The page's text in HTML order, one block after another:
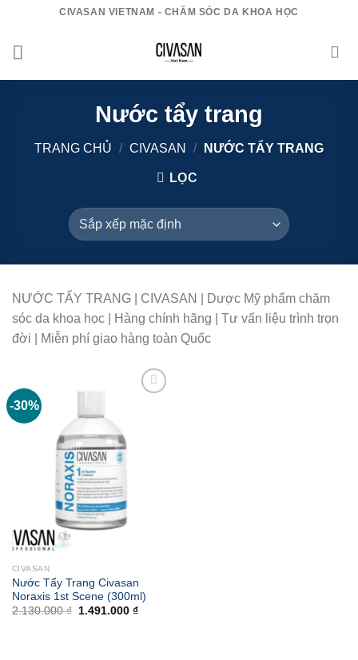
nội
CIVASAN VIETNAM - CHĂM SÓC DA KHOA HỌC
Nước tẩy trang
TRANG CHỦ / CIVASAN / NƯỚC TẨY TRANG
LỌC
NƯỚC TẨY TRANG | CIVASAN | Dược Mỹ phẩm chăm
sóc da khoa học | Hàng chính hãng | Tư vấn liệu trình trọn
đời | Miễn phí giao hàng toàn Quốc
-30%
CIVASAN
Nước Tẩy Trang Civasan
Noraxis 1st Scene (300ml)
2.130.000₫
Giá
1.491.000 ₫Giá